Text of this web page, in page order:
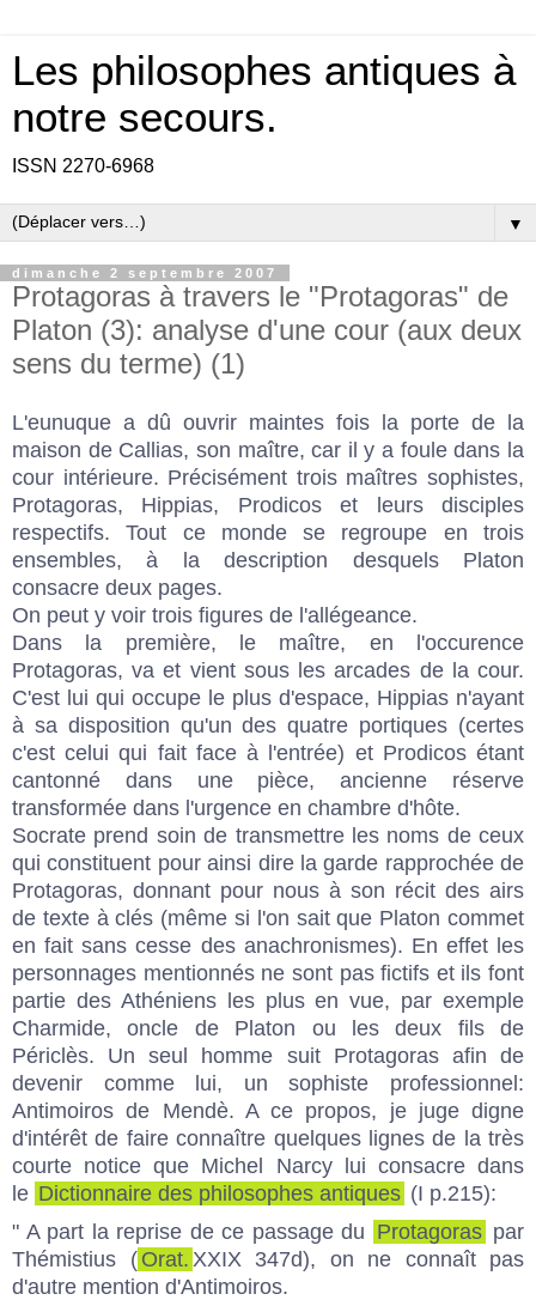
Les philosophes antiques à
notre secours.
ISSN 2270-6968
▼
dimanche 2 septembre 2007
Protagoras à travers le "Protagoras" de
Platon (3): analyse d'une cour (aux deux
sens du terme) (1)
L'eunuque a dû ouvrir maintes fois la porte de la
maison de Callias, son maître, car il y a foule dans la
cour intérieure. Précisément trois maîtres sophistes,
Protagoras, Hippias, Prodicos et leurs disciples
respectifs. Tout ce monde se regroupe en trois
ensembles, à la description desquels Platon
consacre deux pages.
On peut y voir trois figures de l'allégeance.
Dans la première, le maître, en l'occurence
Protagoras, va et vient sous les arcades de la cour.
C'est lui qui occupe le plus d'espace, Hippias n'ayant
à sa disposition qu'un des quatre portiques (certes
c'est celui qui fait face à l'entrée) et Prodicos étant
cantonné dans une pièce, ancienne réserve
transformée dans l'urgence en chambre d'hôte.
Socrate prend soin de transmettre les noms de ceux
qui constituent pour ainsi dire la garde rapprochée de
Protagoras, donnant pour nous à son récit des airs
de texte à clés (même si l'on sait que Platon commet
en fait sans cesse des anachronismes). En effet les
personnages mentionnés ne sont pas fictifs et ils font
partie des Athéniens les plus en vue, par exemple
Charmide, oncle de Platon ou les deux fils de
Périclès. Un seul homme suit Protagoras afin de
devenir comme lui, un sophiste professionnel:
Antimoiros de Mendè. A ce propos, je juge digne
d'intérêt de faire connaître quelques lignes de la très
courte notice que Michel Narcy lui consacre dans
le Dictionnaire des philosophes antiques (I p.215):
" A part la reprise de ce passage du Protagoras par
Thémistius ( Orat. XXIX 347d), on ne connaît pas
d'autre mention d'Antimoiros.